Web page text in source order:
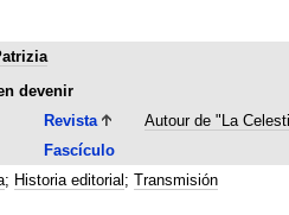
devenir
Revista
Autour de "La
Fascículo
; Historia editorial ; Transmisión